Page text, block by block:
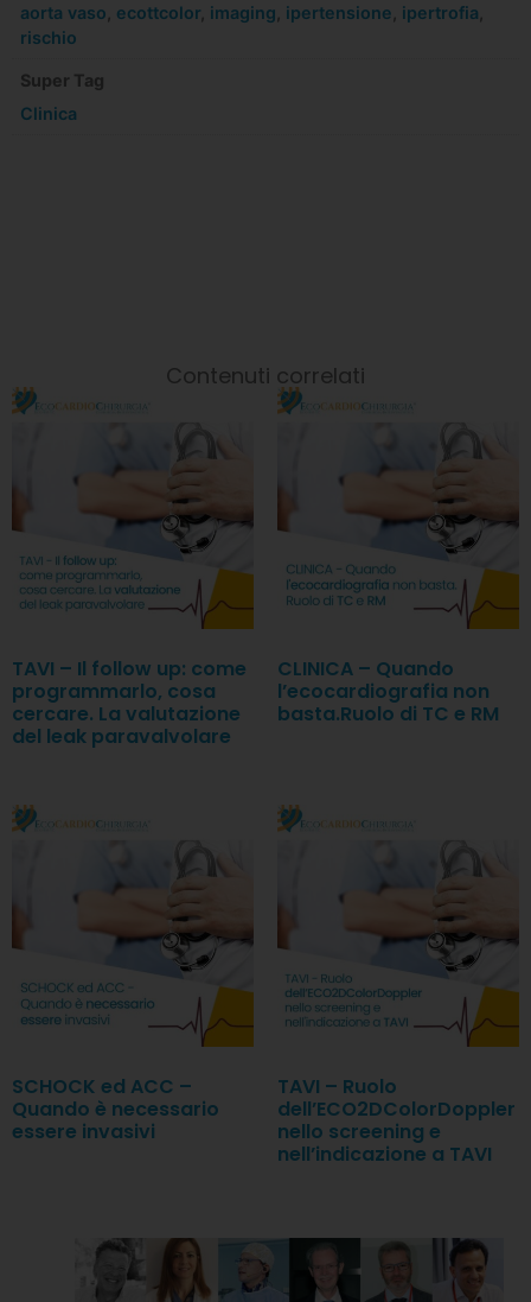
aorta vaso ecottcolor imaging ipertensione ipertrofia
rischio
Super Tag
Clinica
Contenuti correlati
TAVI – Il follow up: come
programmarlo, cosa
cercare. La valutazione
del leak paravalvolare
CLINICA – Quando
l’ecocardiografia non
basta.Ruolo di TC e RM
SCHOCK ed ACC –
Quando è necessario
essere invasivi
TAVI – Ruolo
dell’ECO2DColorDoppler
nello screening e
nell’indicazione a TAVI